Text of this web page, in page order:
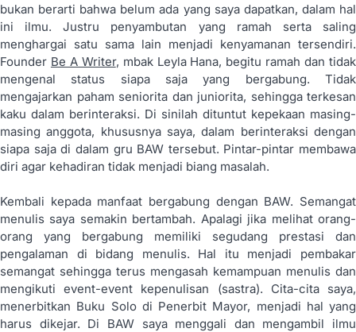
bukan berarti bahwa belum ada yang saya dapatkan, dalam hal
ini ilmu. Justru penyambutan yang ramah serta saling
menghargai satu sama lain menjadi kenyamanan tersendiri.
Founder Be A Writer, mbak Leyla Hana, begitu ramah dan tidak
mengenal status siapa saja yang bergabung. Tidak
mengajarkan paham seniorita dan juniorita, sehingga terkesan
kaku dalam berinteraksi. Di sinilah dituntut kepekaan masing-
masing anggota, khususnya saya, dalam berinteraksi dengan
siapa saja di dalam gru BAW tersebut. Pintar-pintar membawa
diri agar kehadiran tidak menjadi biang masalah.
Kembali kepada manfaat bergabung dengan BAW. Semangat
menulis saya semakin bertambah. Apalagi jika melihat orang-
orang yang bergabung memiliki segudang prestasi dan
pengalaman di bidang menulis. Hal itu menjadi pembakar
semangat sehingga terus mengasah kemampuan menulis dan
mengikuti event-event kepenulisan (sastra). Cita-cita saya,
menerbitkan Buku Solo di Penerbit Mayor, menjadi hal yang
harus dikejar. Di BAW saya menggali dan mengambil ilmu